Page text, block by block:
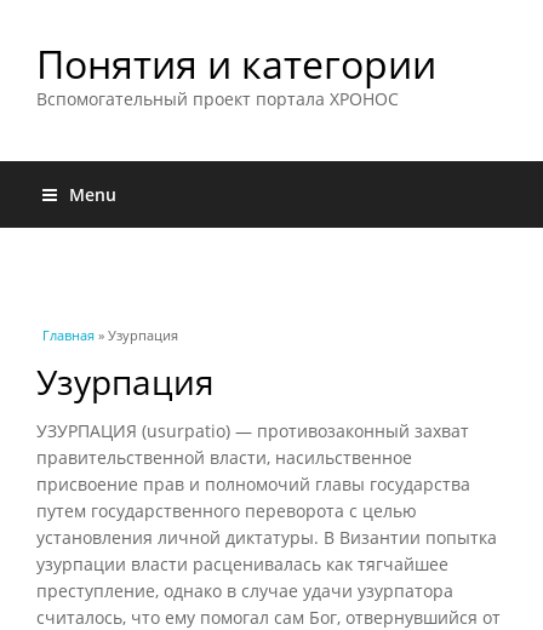
Понятия и категории
Вспомогательный проект портала ХРОНОС
Menu
Вы здесь
Главная » Узурпация
Узурпация
УЗУРПАЦИЯ (usurpatio) — противозаконный захват
правительственной власти, насильственное
присвоение прав и полномочий главы государства
путем государственного переворота с целью
установления личной диктатуры. В Византии попытка
узурпации власти расценивалась как тягчайшее
преступление, однако в случае удачи узурпатора
считалось, что ему помогал сам Бог, отвернувшийся от